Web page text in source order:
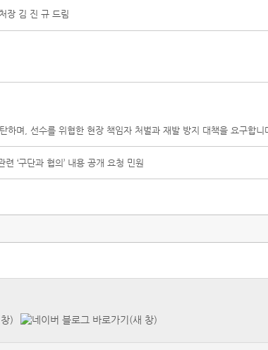
장 김 진 규 드림
며, 선수를 위협한 현장 책임자 처벌과 재발 방지 대책을 요구합니
‘구단과 협의’ 내용 공개 요청 민원